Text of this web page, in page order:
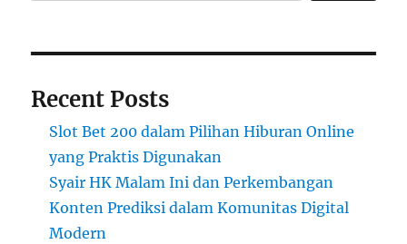
Recent Posts
Slot Bet 200 dalam Pilihan Hiburan Online
yang Praktis Digunakan
Syair HK Malam Ini dan Perkembangan
Konten Prediksi dalam Komunitas Digital
Modern